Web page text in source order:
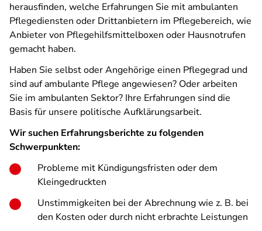
herausfinden, welche Erfahrungen Sie mit ambulanten
Pflegediensten oder Drittanbietern im Pflegebereich, wie
Anbieter von Pflegehilfsmittelboxen oder Hausnotrufen
gemacht haben.
Haben Sie selbst oder Angehörige einen Pflegegrad und
sind auf ambulante Pflege angewiesen? Oder arbeiten
Sie im ambulanten Sektor? Ihre Erfahrungen sind die
Basis für unsere politische Aufklärungsarbeit.
Wir suchen Erfahrungsberichte zu folgenden
Schwerpunkten:
Probleme mit Kündigungsfristen oder dem
Kleingedruckten
Unstimmigkeiten bei der Abrechnung wie z. B. bei
den Kosten oder durch nicht erbrachte Leistungen